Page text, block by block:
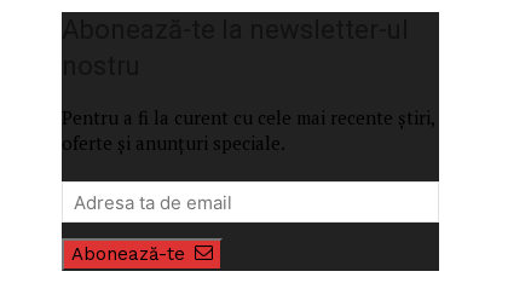
Pentru a fi la curent cu cele mai recente știri,
oferte și anunțuri speciale.
Abonează-te